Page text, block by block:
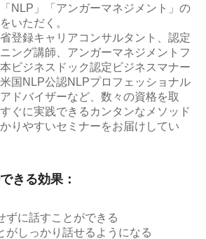
NLP」「アンガーマネジメント」の
いただく。
登録キャリアコンサルタント、認定
ング講師、アンガーマネジメントフ
ビジネスドック認定ビジネスマナー
国NLP公認NLPプロフェッショナル
ドバイザーなど、数々の資格を取
ぐに実践できるカンタンなメソッド
りやすいセミナーをお届けしてい
きる効果：
ずに話すことができる
がしっかり話せるようになる